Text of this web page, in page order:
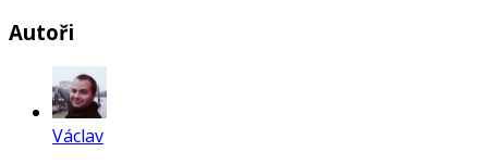
Autoři
Václav